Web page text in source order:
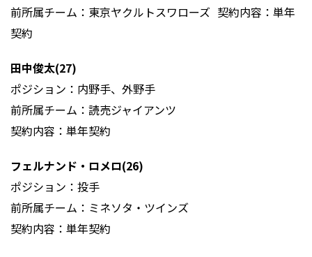
前所属チーム：東京ヤクルトスワローズ 契約内容：単年
契約
田中俊太(27)
ポジション：内野手、外野手
前所属チーム：読売ジャイアンツ
契約内容：単年契約
フェルナンド・ロメロ(26)
ポジション：投手
前所属チーム：ミネソタ・ツインズ
契約内容：単年契約